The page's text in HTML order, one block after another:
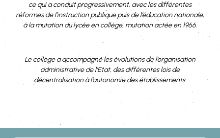
ce qui a conduit progressivement, avec les différentes
réformes de l’instruction publique puis de l’éducation nationale,
à la mutation du lycée en collège, mutation actée en 1966.
Le collège a accompagné les évolutions de l’organisation
administrative de l’Etat, des différentes lois de
décentralisation à l’autonomie des établissements.